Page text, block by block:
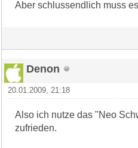
Aber schlussendlich muss
Denon
20.01.2009, 21:18
Also ich nutze das "Neo
zufrieden.